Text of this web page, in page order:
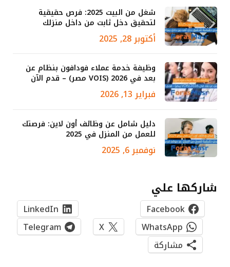
شغل من البيت 2025: فرص حقيقية
لتحقيق دخل ثابت من داخل منزلك
أكتوبر 28, 2025
وظيفة خدمة عملاء فودافون بنظام عن
بعد في 2026 (VOIS مصر) – قدم الآن
فبراير 13, 2026
دليل شامل عن وظائف أون لاين: فرصتك
للعمل من المنزل في 2025
نوفمبر 6, 2025
شاركها علي
Facebook
LinkedIn
WhatsApp
X
Telegram
مشاركة